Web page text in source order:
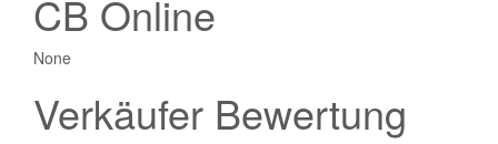
CB Online
None
Verkäufer Bewertung